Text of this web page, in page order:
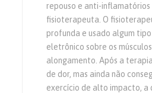
repouso e anti-inflamatórios
fisioterapeuta. O
profunda e usado algum
eletrônico sobre os
alongamento. Após a
de dor, mas ainda não
exercício de alto impacto, a